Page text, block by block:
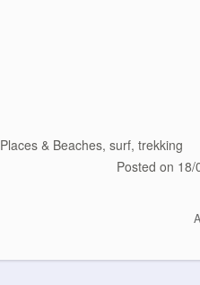
Places & Beaches, surf, trekking
Posted on 18/